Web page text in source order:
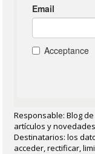
Responsable: Blog
artículos y
Destinatarios: los
acceder, rectificar,